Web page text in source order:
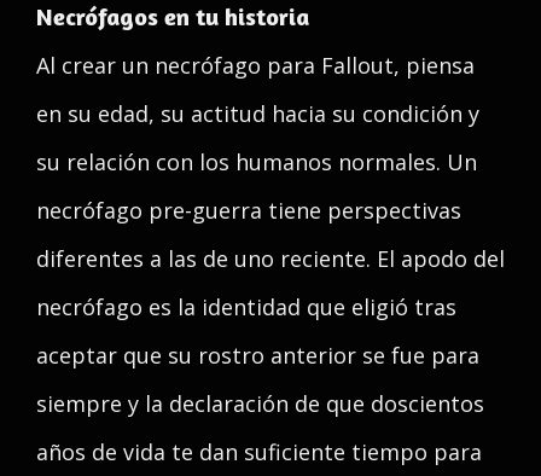
Necrófagos en tu historia
Al crear un necrófago para Fallout, piensa
en su edad, su actitud hacia su condición y
su relación con los humanos normales. Un
necrófago pre-guerra tiene perspectivas
diferentes a las de uno reciente. El apodo del
necrófago es la identidad que eligió tras
aceptar que su rostro anterior se fue para
siempre y la declaración de que doscientos
años de vida te dan suficiente tiempo para